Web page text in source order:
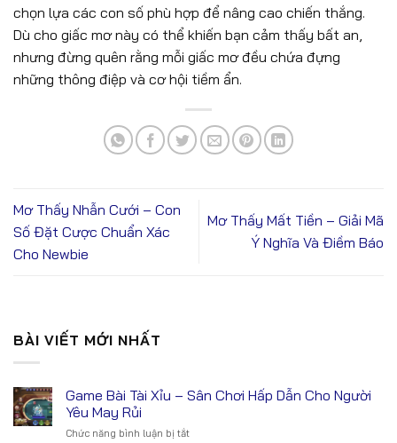
chọn lựa các con số phù hợp để nâng cao chiến thắng.
Dù cho giấc mơ này có thể khiến bạn cảm thấy bất an,
nhưng đừng quên rằng mỗi giấc mơ đều chứa đựng
những thông điệp và cơ hội tiềm ẩn.
Mơ Thấy Nhẫn Cưới – Con
Số Đặt Cược Chuẩn Xác
Cho Newbie
Mơ Thấy Mất Tiền – Giải Mã
Ý Nghĩa Và Điềm Báo
BÀI VIẾT MỚI NHẤT
Game Bài Tài Xỉu – Sân Chơi Hấp Dẫn Cho Người
Yêu May Rủi
Chức năng bình luận bị tắt